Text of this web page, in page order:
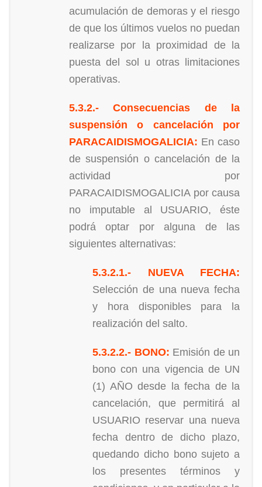
acumulación de demoras y el riesgo
de que los últimos vuelos no puedan
realizarse por la proximidad de la
puesta del sol u otras limitaciones
operativas.
5.3.2.- Consecuencias de la
suspensión o cancelación por
PARACAIDISMOGALICIA: En caso
de suspensión o cancelación de la
actividad por
PARACAIDISMOGALICIA por causa
no imputable al USUARIO, éste
podrá optar por alguna de las
siguientes alternativas:
5.3.2.1.- NUEVA FECHA:
Selección de una nueva fecha
y hora disponibles para la
realización del salto.
5.3.2.2.- BONO: Emisión de un
bono con una vigencia de UN
(1) AÑO desde la fecha de la
cancelación, que permitirá al
USUARIO reservar una nueva
fecha dentro de dicho plazo,
quedando dicho bono sujeto a
los presentes términos y